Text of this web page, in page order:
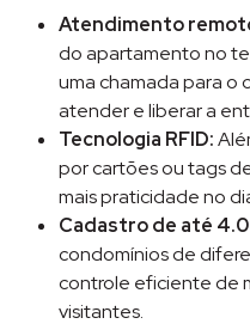
Atendimento
do apartamento no
uma chamada para o
atender e liberar a
Tecnologia RFID:
por cartões ou tags
mais praticidade no
Cadastro de até
condomínios de
controle eficiente de
visitantes.